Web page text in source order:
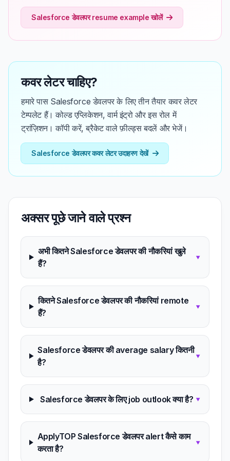
Salesforce डेवलपर resume example खोलें
कवर लेटर चाहिए?
हमारे पास Salesforce डेवलपर के लिए तीन तैयार कवर लेटर
टेम्पलेट हैं। कोल्ड एप्लिकेशन, वार्म इंट्रो और इस रोल में
ट्रांज़िशन। कॉपी करें, ब्रैकेट वाले फ़ील्ड्स बदलें और भेजें।
Salesforce डेवलपर कवर लेटर उदाहरण देखें
अक्सर पूछे जाने वाले प्रश्न
अभी कितने Salesforce डेवलपर की नौकरियां खुले
हैं?
▾
कितने Salesforce डेवलपर की नौकरियां remote
हैं?
▾
Salesforce डेवलपर की average salary कितनी
है?
▾
Salesforce डेवलपर के लिए job outlook क्या है? ▾
ApplyTOP Salesforce डेवलपर alert कैसे काम
करता है?
▾